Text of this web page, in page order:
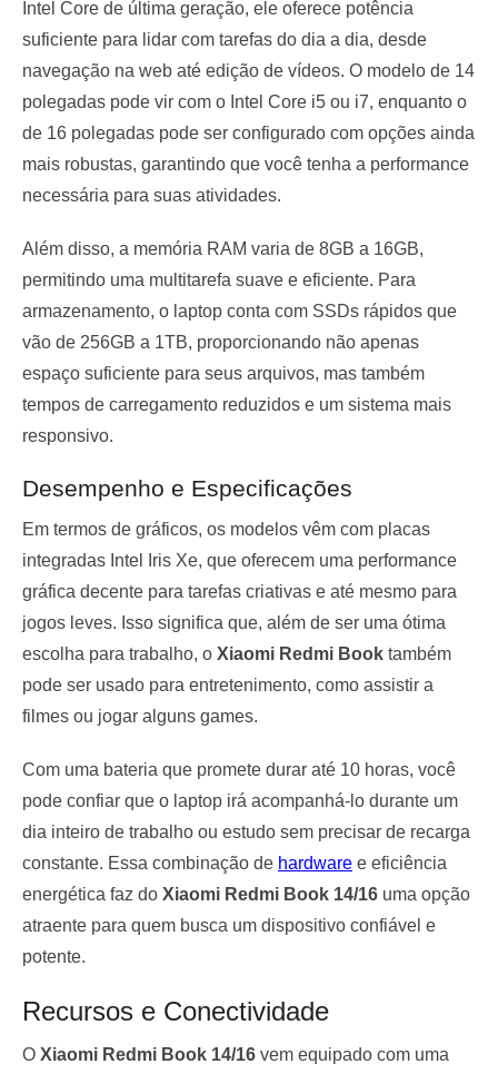
Intel Core de última geração, ele oferece potência
suficiente para lidar com tarefas do dia a dia, desde
navegação na web até edição de vídeos. O modelo de 14
polegadas pode vir com o Intel Core i5 ou i7, enquanto o
de 16 polegadas pode ser configurado com opções ainda
mais robustas, garantindo que você tenha a performance
necessária para suas atividades.
Além disso, a memória RAM varia de 8GB a 16GB,
permitindo uma multitarefa suave e eficiente. Para
armazenamento, o laptop conta com SSDs rápidos que
vão de 256GB a 1TB, proporcionando não apenas
espaço suficiente para seus arquivos, mas também
tempos de carregamento reduzidos e um sistema mais
responsivo.
Desempenho e Especificações
Em termos de gráficos, os modelos vêm com placas
integradas Intel Iris Xe, que oferecem uma performance
gráfica decente para tarefas criativas e até mesmo para
jogos leves. Isso significa que, além de ser uma ótima
escolha para trabalho, o Xiaomi Redmi Book também
pode ser usado para entretenimento, como assistir a
filmes ou jogar alguns games.
Com uma bateria que promete durar até 10 horas, você
pode confiar que o laptop irá acompanhá-lo durante um
dia inteiro de trabalho ou estudo sem precisar de recarga
constante. Essa combinação de hardware e eficiência
energética faz do Xiaomi Redmi Book 14/16 uma opção
atraente para quem busca um dispositivo confiável e
potente.
Recursos e Conectividade
O Xiaomi Redmi Book 14/16 vem equipado com uma